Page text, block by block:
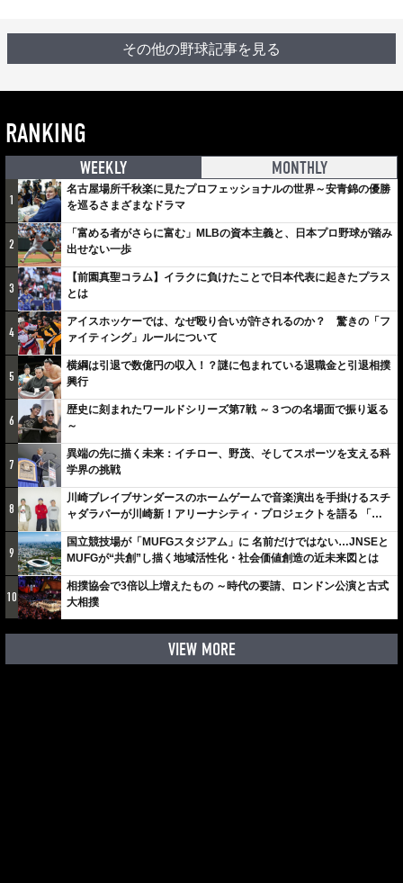
その他の野球記事を見る
RANKING
WEEKLY MONTHLY
1
名古屋場所千秋楽に見たプロフェッショナルの世界～安青錦の優勝
を巡るさまざまなドラマ
2
「富める者がさらに富む」MLBの資本主義と、日本プロ野球が踏み
出せない一歩
3
【前園真聖コラム】イラクに負けたことで日本代表に起きたプラス
とは
4
アイスホッケーでは、なぜ殴り合いが許されるのか？ 驚きの「フ
ァイティング」ルールについて
5
横綱は引退で数億円の収入！？謎に包まれている退職金と引退相撲
興行
6
歴史に刻まれたワールドシリーズ第7戦 ～３つの名場面で振り返る
～
7
異端の先に描く未来：イチロー、野茂、そしてスポーツを支える科
学界の挑戦
8
川崎ブレイブサンダースのホームゲームで音楽演出を手掛けるスチ
ャダラパーが川崎新！アリーナシティ・プロジェクトを語る 「楽
しみでしかないでしょ。川崎は、ずっと成長曲線だから」
9
国立競技場が「MUFGスタジアム」に 名前だけではない…JNSEと
MUFGが“共創”し描く地域活性化・社会価値創造の近未来図とは
10
相撲協会で3倍以上増えたもの ～時代の要請、ロンドン公演と古式
大相撲
VIEW MORE